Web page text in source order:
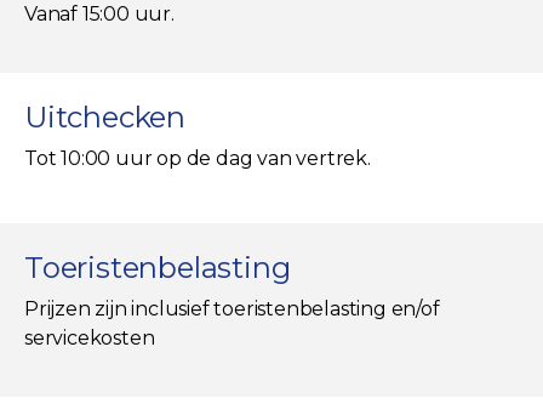
Vanaf 15:00 uur.
Uitchecken
Tot 10:00 uur op de dag van vertrek.
Toeristenbelasting
Prijzen zijn inclusief toeristenbelasting en/of
servicekosten